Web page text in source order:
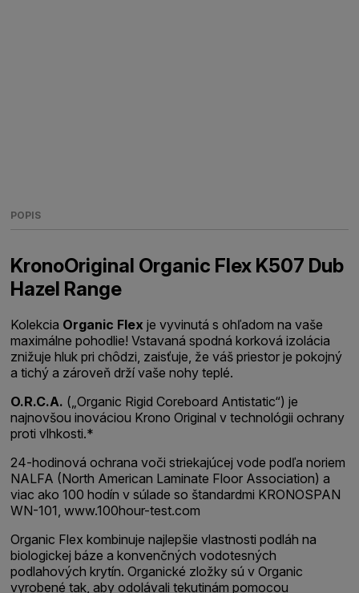
POPIS
KronoOriginal Organic Flex K507 Dub
Hazel Range
Kolekcia Organic Flex je vyvinutá s ohľadom na vaše
maximálne pohodlie! Vstavaná spodná korková izolácia
znižuje hluk pri chôdzi, zaisťuje, že váš priestor je pokojný
a tichý a zároveň drží vaše nohy teplé.
O.R.C.A. („Organic Rigid Coreboard Antistatic“) je
najnovšou inováciou Krono Original v technológii ochrany
proti vlhkosti.*
24-hodinová ochrana voči striekajúcej vode podľa noriem
NALFA (North American Laminate Floor Association) a
viac ako 100 hodín v súlade so štandardmi KRONOSPAN
WN-101, www.100hour-test.com
Organic Flex kombinuje najlepšie vlastnosti podláh na
biologickej báze a konvenčných vodotesných
podlahových krytín. Organické zložky sú v Organic
vyrobené tak, aby odolávali tekutinám pomocou